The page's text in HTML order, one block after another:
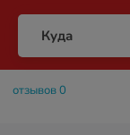
Куда
отзывов 0